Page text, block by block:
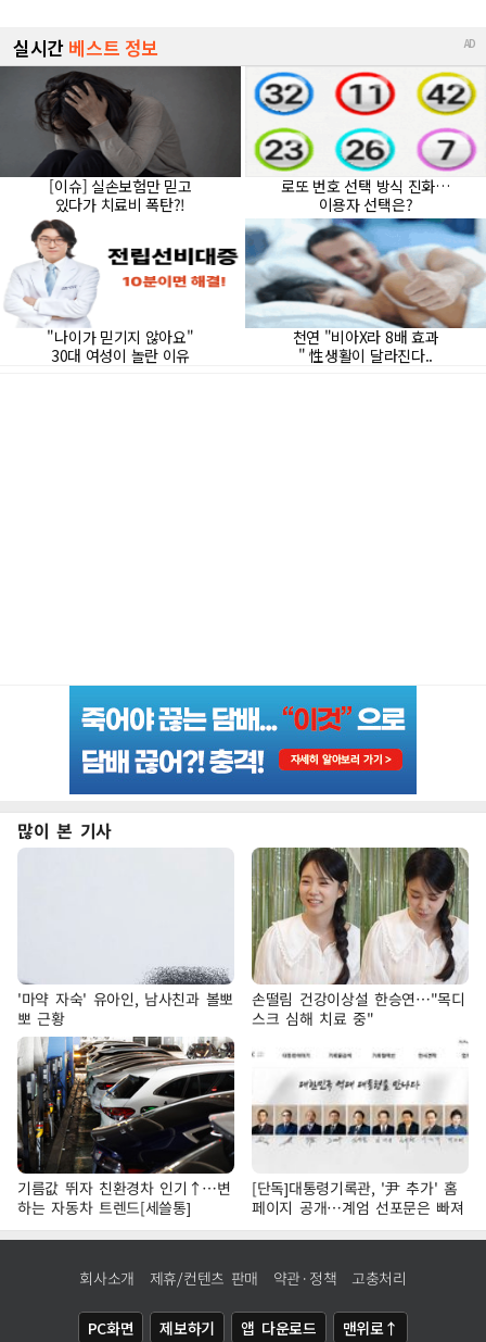
많이 본 기사
'마약 자숙' 유아인, 남사친과 볼뽀
뽀 근황
손떨림 건강이상설 한승연…"목디
스크 심해 치료 중"
기름값 뛰자 친환경차 인기↑…변
하는 자동차 트렌드[세쓸통]
[단독]대통령기록관, '尹 추가' 홈
페이지 공개…계엄 선포문은 빠져
회사소개 제휴/컨텐츠 판매 약관·정책 고충처리
PC화면 제보하기 앱 다운로드 맨위로↑